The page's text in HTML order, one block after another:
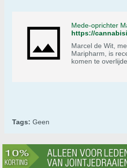
Marcel de Wit,
Maripharm, is
komen te
Tags: Geen